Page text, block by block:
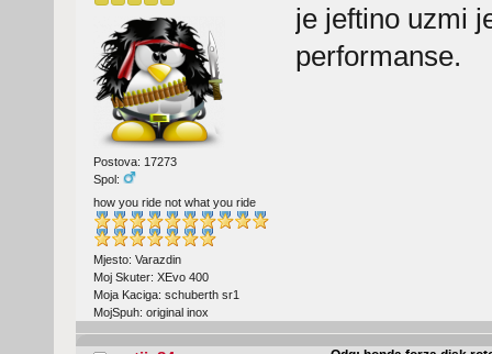
Postova: 17273
Spol:
how you ride not what you ride
Mjesto: Varazdin
Moj Skuter: XEvo 400
Moja Kaciga: schuberth sr1
MojSpuh: original inox
je jeftino uzmi
performanse.